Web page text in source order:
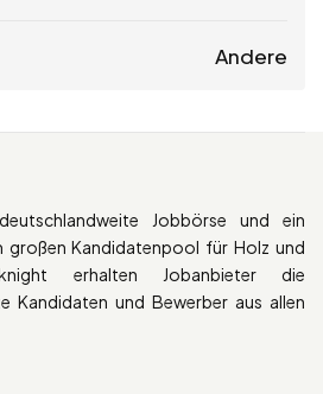
Andere
Jobbörse und ein
großen Kandidatenpool für Holz und
erhalten Jobanbieter die
Kandidaten und Bewerber aus allen